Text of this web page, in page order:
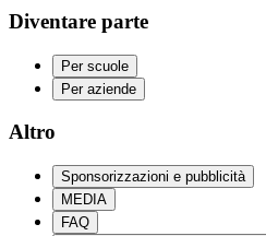
Diventare parte
Per scuole
Per aziende
Altro
Sponsorizzazioni e pubblicità
MEDIA
FAQ